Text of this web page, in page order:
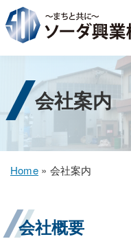
会社案内
Home» 会社案内
会社概要